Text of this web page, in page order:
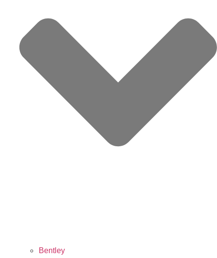
Bentley